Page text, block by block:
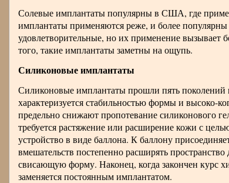
Солевые имплантаты популярны в США, где
имплантаты применяются реже, и более
удовлетворительные, но их применение вызывает
того, такие имплантаты заметны на ощупь.
Силиконовые имплантаты
Силиконовые имплантаты прошли пять поколений
характеризуется стабильностью формы и высоко-
предельно снижают пропотевание силиконового
требуется растяжение или расширение кожи с
устройство в виде баллона. К баллону
вмешательств постепенно расширять
свисающую форму. Наконец, когда закончен курс
заменяется постоянным имплантатом.